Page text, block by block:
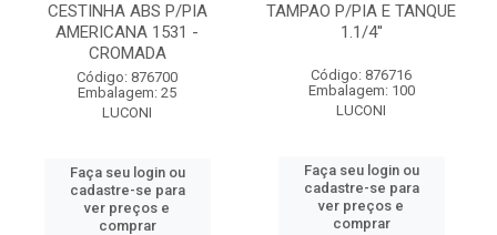
CESTINHA ABS P/PIA
AMERICANA 1531 -
CROMADA
Código: 876700
Embalagem: 25
LUCONI
Faça seu login ou
cadastre-se para
ver preços e
comprar
TAMPAO P/PIA E TANQUE
1.1/4''
Código: 876716
Embalagem: 100
LUCONI
Faça seu login ou
cadastre-se para
ver preços e
comprar